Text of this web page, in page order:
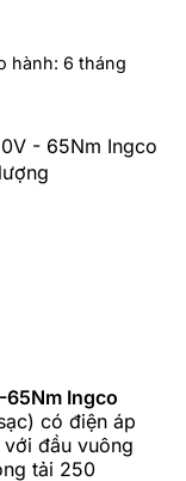
hành: 6 tháng
- 65Nm Ingco
Ingco
có điện áp
đầu vuông
tải 250